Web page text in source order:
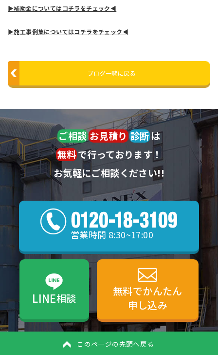
▶補助金についてはコチラをチェック◀
▶施工事例集についてはコチラをチェック◀
ブログ一覧に戻る
ご相談 お見積り 診断は
無料で行っております！
お気軽にご相談ください!!
営業時間 8:30~17:00
LINE相談
無料でかんたん
申し込み
このページの先頭へ戻る